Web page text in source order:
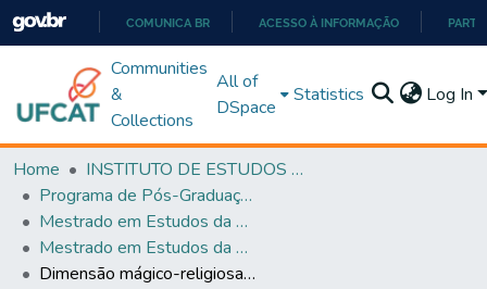
PARA
O
COMUNICA BR ACESSO À INFORMAÇÃO
Communities
&
Collections
All of
DSpace
Statistics Log In
Home
INSTITUTO DE ESTUDOS DA LINGUAGEM
Programa de Pós-Graduação em Estudos da Linguagem (PPGEL)
Mestrado em Estudos da Linguagem - PPGEL
Mestrado em Estudos da Linguagem - PPGEL
Dimensão mágico-religiosa da palavra em textos orais sobre o catolicismo popular na comunidade São Domingos, Catalão-GO